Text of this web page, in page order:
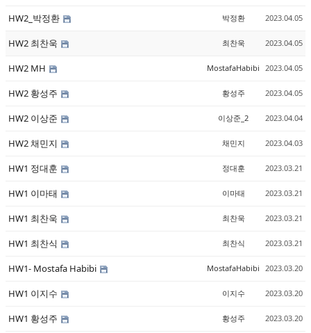
HW2_박정환 박정환 2023.04.05
HW2 최찬욱 최찬욱 2023.04.05
HW2 MH MostafaHabibi 2023.04.05
HW2 황성주 황성주 2023.04.05
HW2 이상준 이상준_2 2023.04.04
HW2 채민지 채민지 2023.04.03
HW1 정대훈 정대훈 2023.03.21
HW1 이마태 이마태 2023.03.21
HW1 최찬욱 최찬욱 2023.03.21
HW1 최찬식 최찬식 2023.03.21
HW1- Mostafa Habibi MostafaHabibi 2023.03.20
HW1 이지수 이지수 2023.03.20
HW1 황성주 황성주 2023.03.20